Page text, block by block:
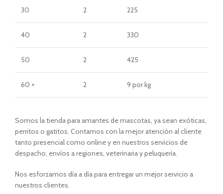
30 2 225
40 2 330
50 2 425
60 + 2 9 por kg
Somos la tienda para amantes de mascotas, ya sean exóticas,
perritos o gatitos. Contamos con la mejor atención al cliente
tanto presencial como online y en nuestros servicios de
despacho, envíos a regiones, veterinaria y peluquería.
Nos esforzamos día a día para entregar un mejor servicio a
nuestros clientes.